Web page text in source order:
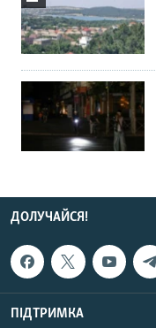
ДОЛУЧАЙСЯ!
ПІДТРИМКА